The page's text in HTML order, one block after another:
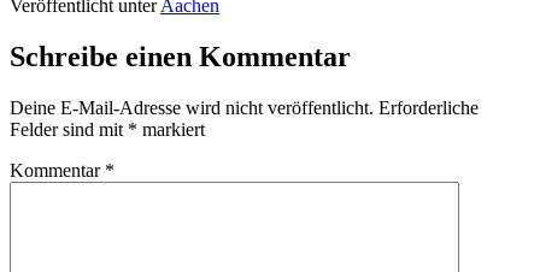
Veröffentlicht unter Aachen
Schreibe einen Kommentar
Deine E-Mail-Adresse wird nicht veröffentlicht. Erforderliche
Felder sind mit * markiert
Kommentar *